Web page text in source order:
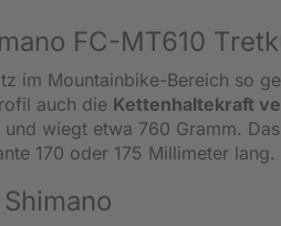
FC-MT610
im Mountainbike-Bereich so
auch die Kettenhaltekraft
und wiegt etwa 760 Gramm.
170 oder 175 Millimeter lang.